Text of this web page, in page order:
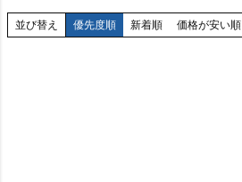
並び替え 優先度順 新着順 価格が安い順